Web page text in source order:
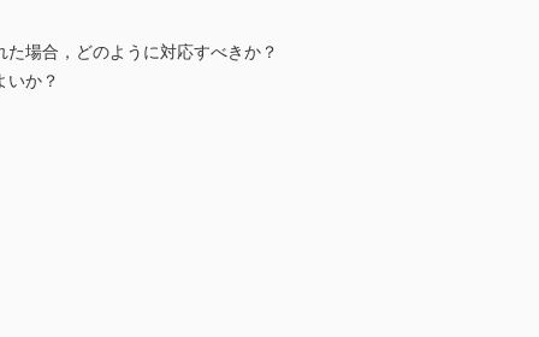
場合，どのように対応すべきか？
か？